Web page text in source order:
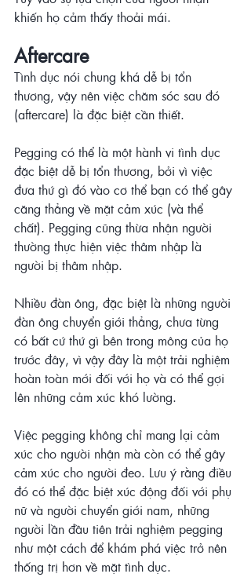
khiến họ cảm thấy thoải mái.
Aftercare
Tình dục nói chung khá dễ bị tổn
thương, vậy nên việc chăm sóc sau đó
(aftercare) là đặc biệt cần thiết.
Pegging có thể là một hành vi tình dục
đặc biệt dễ bị tổn thương, bởi vì việc
đưa thứ gì đó vào cơ thể bạn có thể gây
căng thẳng về mặt cảm xúc (và thể
chất). Pegging cũng thừa nhận người
thường thực hiện việc thâm nhập là
người bị thâm nhập.
Nhiều đàn ông, đặc biệt là những người
đàn ông chuyển giới thẳng, chưa từng
có bất cứ thứ gì bên trong mông của họ
trước đây, vì vậy đây là một trải nghiệm
hoàn toàn mới đối với họ và có thể gợi
lên những cảm xúc khó lường.
Việc pegging không chỉ mang lại cảm
xúc cho người nhận mà còn có thể gây
cảm xúc cho người đeo. Lưu ý rằng điều
đó có thể đặc biệt xúc động đối với phụ
nữ và người chuyển giới nam, những
người lần đầu tiên trải nghiệm pegging
như một cách để khám phá việc trở nên
thống trị hơn về mặt tình dục.